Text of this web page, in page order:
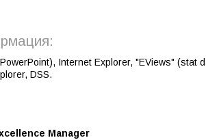
Internet Explorer, "EViews" (stat
DSS.
Manager